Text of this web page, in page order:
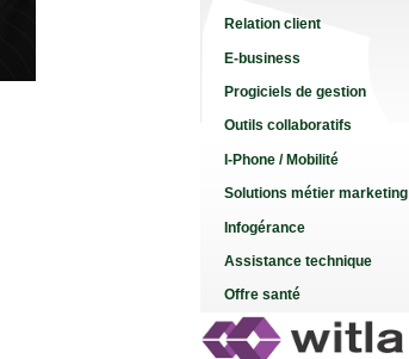
Relation client
E-business
Progiciels de gestion
Outils collaboratifs
I-Phone / Mobilité
Solutions métier marketing
Infogérance
Assistance technique
Offre santé